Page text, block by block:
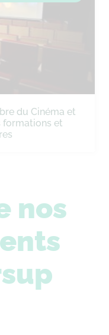
du Cinéma et
formations et
nos